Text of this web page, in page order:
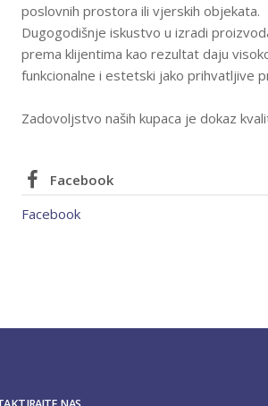
poslovnih prostora ili vjerskih objekata.
Dugogodišnje iskustvo u izradi
prema klijentima kao rezultat daju
funkcionalne i estetski jako prihvatljive
Zadovoljstvo naših kupaca je dokaz
Facebook
Facebook